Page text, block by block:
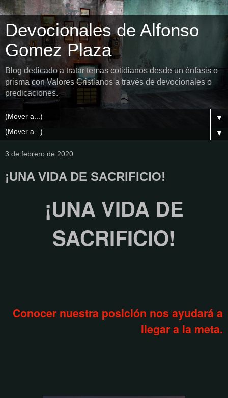
Devocionales de Alfonso
Gomez Plaza
Blog dedicado a tratar temas cotidianos desde un énfasis o
prisma con Valores Cristianos a través de devocionales o
predicaciones.
▼
▼
3 de febrero de 2020
¡UNA VIDA DE SACRIFICIO!
¡UNA VIDA DE
SACRIFICIO!
Conocer nuestra posición nos ayudará a
llegar a la meta.